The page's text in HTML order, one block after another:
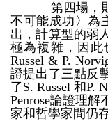
第四場，則是
不可能成功〉為
出，計算型的弱
極為複雜，因此
Russel & P.
證提出了三點反
了S. Russel 和P.
Penrose論證理
家和哲學家間仍